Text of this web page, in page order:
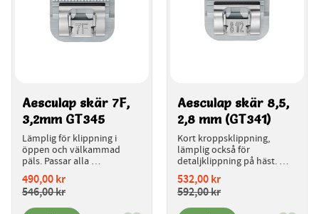
Aesculap skär 7F,
3,2mm GT345
Lämplig för klippning i
öppen och välkammad
päls. Passar alla
klippmaskiner med
snabbkoppling för skären.
490,00kr
546,00kr
Aesculap skär 8,5,
2,8 mm (GT341)
Kort kroppsklippning,
lämplig också för
detaljklippning på häst.
Passar alla klippmaskiner
med snabbkoppling för
skären.
532,00kr
592,00kr